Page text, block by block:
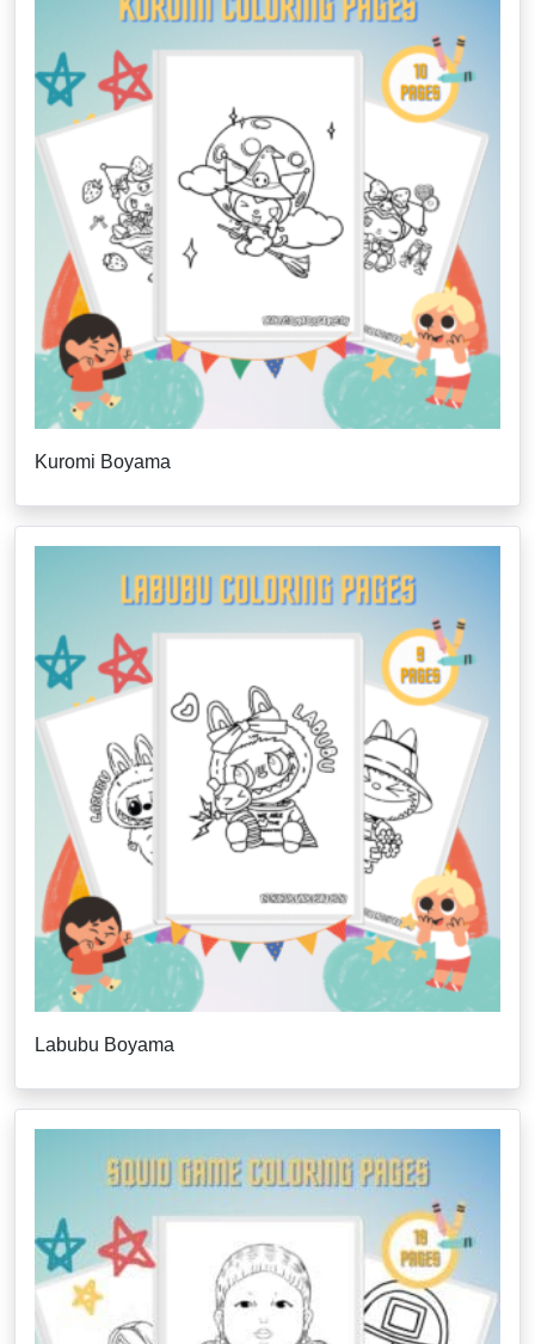
Kuromi Boyama
Labubu Boyama